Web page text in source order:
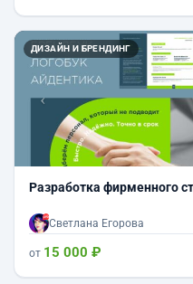
ДИЗАЙН И БРЕНДИНГ
Назад
Разработка фирменного
Светлана Егорова
от 15 000 ₽